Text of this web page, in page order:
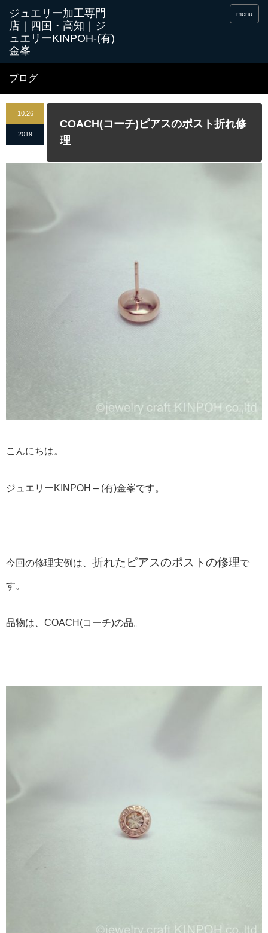
menu
ブログ
10.26
2019
COACH(コーチ)ピアスのポスト折れ修
理
こんにちは。
ジュエリーKINPOH – (有)金峯です。
今回の修理実例は、 折れたピアスのポストの修理で
す。
品物は、COACH(コーチ)の品。